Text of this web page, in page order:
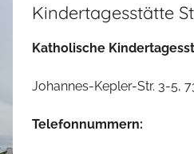
Kindertagesstätte
Katholische
Johannes-Kepler-Str. 3-5,
Telefonnummern: